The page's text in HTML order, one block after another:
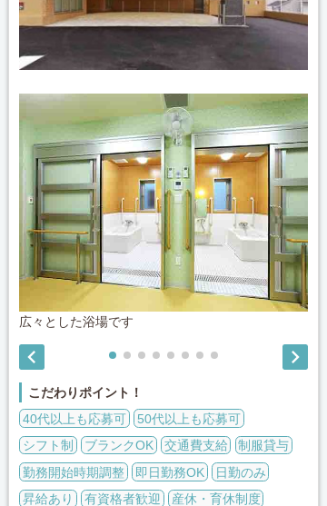
広々とした浴場です
 
こだわりポイント！
40代以上も応募可
50代以上も応募可
シフト制
ブランクOK 交通費支給
制服貸与
勤務開始時期調整
即日勤務OK
日勤のみ
昇給あり
有資格者歓迎 産休・育休制度